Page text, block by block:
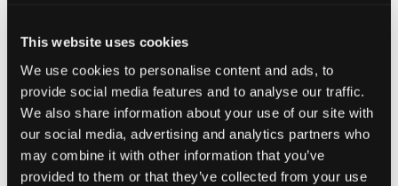
This website uses cookies
We use cookies to personalise content and ads, to
provide social media features and to analyse our traffic.
We also share information about your use of our site with
our social media, advertising and analytics partners who
may combine it with other information that you’ve
provided to them or that they’ve collected from your use
STØRRELSESTABELL
VELG EN STØRRELSE
Rask levering
Fri frakt over 999 kr
Retur- og bytterett i 60 dager